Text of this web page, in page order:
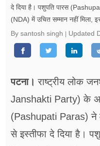
गैलरी
रिलेशनशिप
फूड
सेहत
ब्‍यूटी
दे दिया है। पशुपति पारस
(NDA) में उचित सम्मान नहीं मिला,
By santosh singh
Updated
पटना। राष्ट्रीय लोक
Janshakti Party) के
(Pashupati Paras) ने
से इस्तीफा दे दिया है।